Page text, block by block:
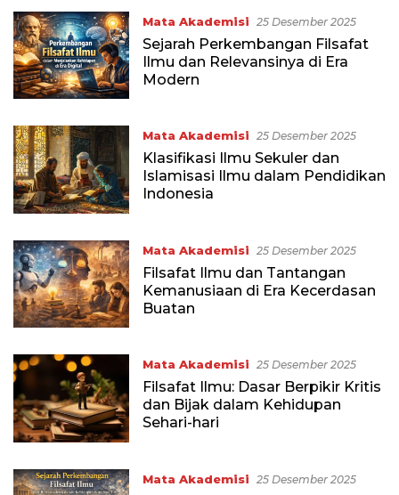
Mata Akademisi 25 Desember 2025
Sejarah Perkembangan Filsafat
Ilmu dan Relevansinya di Era
Modern
Mata Akademisi 25 Desember 2025
Klasifikasi Ilmu Sekuler dan
Islamisasi Ilmu dalam Pendidikan
Indonesia
Mata Akademisi 25 Desember 2025
Filsafat Ilmu dan Tantangan
Kemanusiaan di Era Kecerdasan
Buatan
Mata Akademisi 25 Desember 2025
Filsafat Ilmu: Dasar Berpikir Kritis
dan Bijak dalam Kehidupan
Sehari-hari
Mata Akademisi 25 Desember 2025